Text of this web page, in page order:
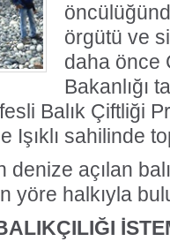
örgütü ve
daha önce
Bakanlığı
Balık Çiftliği
sahilinde
açılan
yöre halkıyla